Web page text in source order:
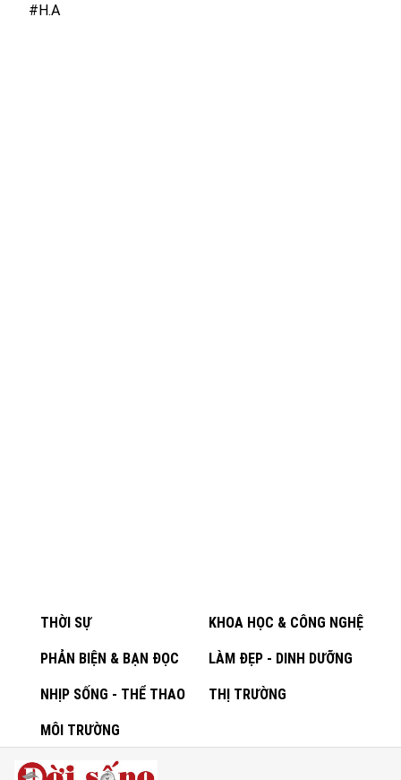
#H.A
THỜI SỰ KHOA HỌC & CÔNG NGHỆ
PHẢN BIỆN & BẠN ĐỌC LÀM ĐẸP - DINH DƯỠNG
NHỊP SỐNG - THỂ THAO THỊ TRƯỜNG
MÔI TRƯỜNG